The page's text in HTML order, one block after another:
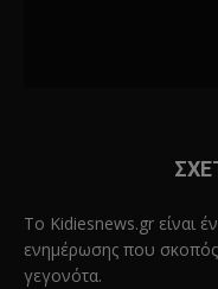
Το Kidiesnews.gr είναι
ενημέρωσης που σκοπός
γεγονότα.